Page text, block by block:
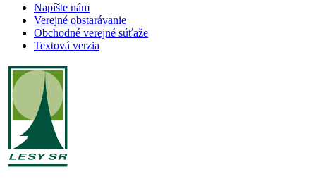
Napíšte nám
Verejné obstarávanie
Obchodné verejné súťaže
Textová verzia